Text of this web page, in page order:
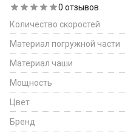
0 отзывов
Количество скоростей
Материал погружной части
Материал чаши
Мощность
Цвет
Бренд